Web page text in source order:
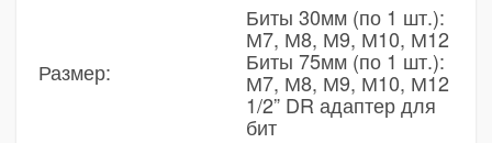
Размер:
Биты 30мм (по 1 шт.):
М7, М8, М9, М10, М12
Биты 75мм (по 1 шт.):
М7, М8, М9, М10, М12
1/2” DR адаптер для
бит